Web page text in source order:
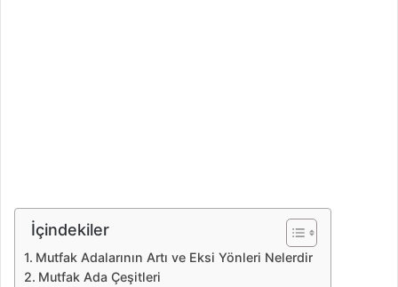
İçindekiler
Mutfak Adalarının Artı ve Eksi Yönleri Nelerdir
Mutfak Ada Çeşitleri